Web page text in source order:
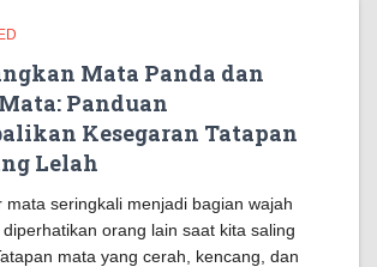
Mata Panda dan
Panduan
Kesegaran Tatapan
Lelah
mata seringkali menjadi bagian wajah
orang lain saat kita saling
mata yang cerah, kencang, dan